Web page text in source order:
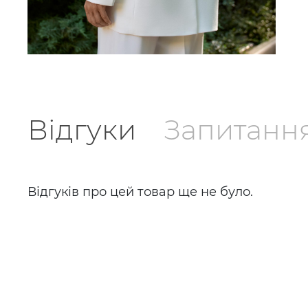
Відгуки
Відгуків про цей товар ще не було.